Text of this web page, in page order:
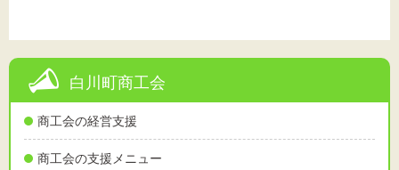
白川町商工会
商工会の経営支援
商工会の支援メニュー